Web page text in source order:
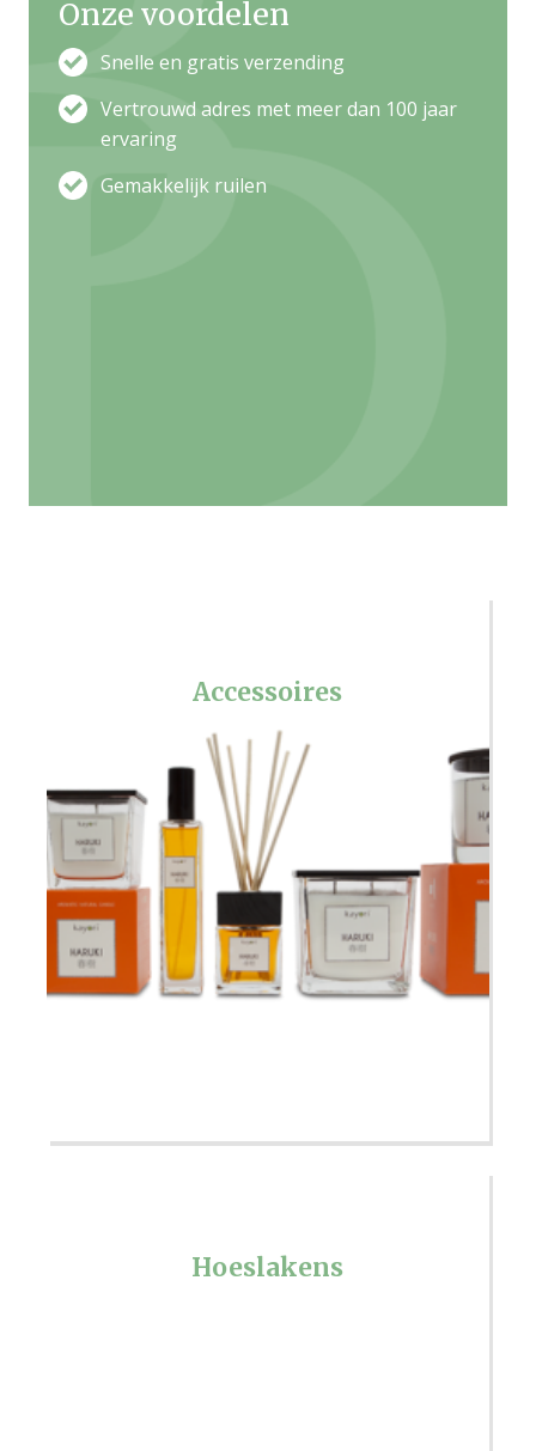
Onze voordelen
Snelle en gratis verzending
Vertrouwd adres met meer dan 100 jaar
ervaring
Gemakkelijk ruilen
Accessoires
Hoeslakens